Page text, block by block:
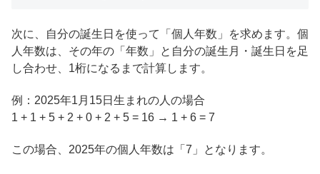
次に、自分の誕生日を使って「個人年数」を求めます。個
人年数は、その年の「年数」と自分の誕生月・誕生日を足
し合わせ、1桁になるまで計算します。
例：2025年1月15日生まれの人の場合
1 + 1 + 5 + 2 + 0 + 2 + 5 = 16 → 1 + 6 = 7
この場合、2025年の個人年数は「7」となります。